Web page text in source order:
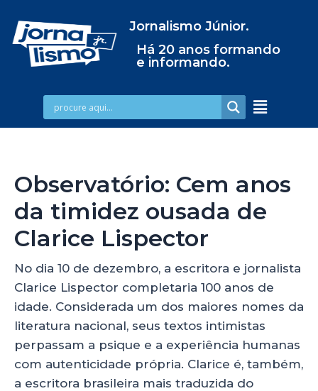
Jornalismo Júnior.
Há 20 anos formando
e informando.
Observatório: Cem anos
da timidez ousada de
Clarice Lispector
No dia 10 de dezembro, a escritora e jornalista
Clarice Lispector completaria 100 anos de
idade. Considerada um dos maiores nomes da
literatura nacional, seus textos intimistas
perpassam a psique e a experiência humanas
com autenticidade própria. Clarice é, também,
a escritora brasileira mais traduzida do